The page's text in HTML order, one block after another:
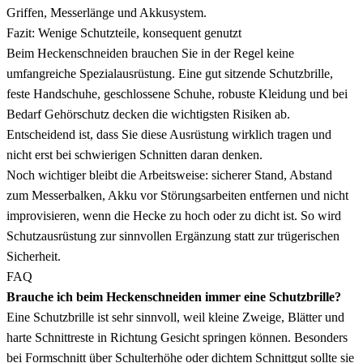
Griffen, Messerlänge und Akkusystem.
Fazit: Wenige Schutzteile, konsequent genutzt
Beim Heckenschneiden brauchen Sie in der Regel keine
umfangreiche Spezialausrüstung. Eine gut sitzende Schutzbrille,
feste Handschuhe, geschlossene Schuhe, robuste Kleidung und bei
Bedarf Gehörschutz decken die wichtigsten Risiken ab.
Entscheidend ist, dass Sie diese Ausrüstung wirklich tragen und
nicht erst bei schwierigen Schnitten daran denken.
Noch wichtiger bleibt die Arbeitsweise: sicherer Stand, Abstand
zum Messerbalken, Akku vor Störungsarbeiten entfernen und nicht
improvisieren, wenn die Hecke zu hoch oder zu dicht ist. So wird
Schutzausrüstung zur sinnvollen Ergänzung statt zur trügerischen
Sicherheit.
FAQ
Brauche ich beim Heckenschneiden immer eine Schutzbrille?
Eine Schutzbrille ist sehr sinnvoll, weil kleine Zweige, Blätter und
harte Schnittreste in Richtung Gesicht springen können. Besonders
bei Formschnitt über Schulterhöhe oder dichtem Schnittgut sollte sie